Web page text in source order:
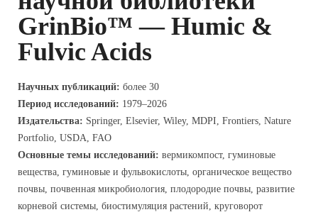
GrinBio™ — Humic &
Fulvic Acids
Научных публикаций: более 30
Период исследований: 1979–2026
Издательства: Springer, Elsevier, Wiley, MDPI, Frontiers, Nature
Portfolio, USDA, FAO
Основные темы исследований: вермикомпост, гуминовые
вещества, гуминовые и фульвокислоты, органическое вещество
почвы, почвенная микробиология, плодородие почвы, развитие
корневой системы, биостимуляция растений, круговорот